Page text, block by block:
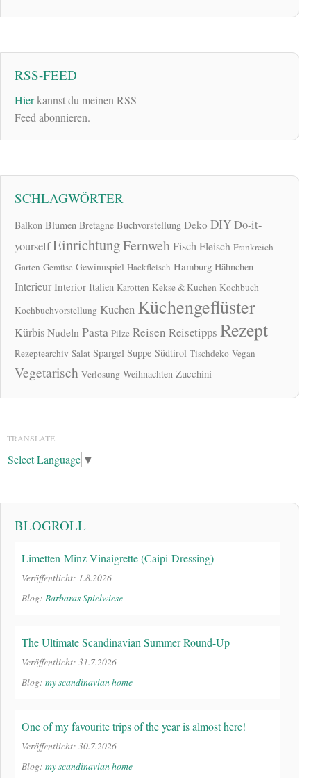
RSS-FEED
Hierkannst du meinen RSS-
Feed abonnieren.
SCHLAGWÖRTER
Balkon Blumen Bretagne Buchvorstellung Deko DIYDo-it-
yourselfEinrichtungFernwehFischFleisch Frankreich
Garten Gemüse Gewinnspiel Hackfleisch Hamburg Hähnchen
Interieur Interior Italien Karotten Kekse & Kuchen Kochbuch
Kochbuchvorstellung Kuchen Küchengeflüster
KürbisNudeln Pasta Pilze Reisen Reisetipps Rezept
Rezeptearchiv Salat Spargel Suppe Südtirol Tischdeko Vegan
Vegetarisch Verlosung Weihnachten Zucchini
TRANSLATE
Select Language ▼
BLOGROLL
Limetten-Minz-Vinaigrette (Caipi-Dressing)
Veröffentlicht: 1.8.2026
Blog: Barbaras Spielwiese
The Ultimate Scandinavian Summer Round-Up
Veröffentlicht: 31.7.2026
Blog: my scandinavian home
One of my favourite trips of the year is almost here!
Veröffentlicht: 30.7.2026
Blog: my scandinavian home